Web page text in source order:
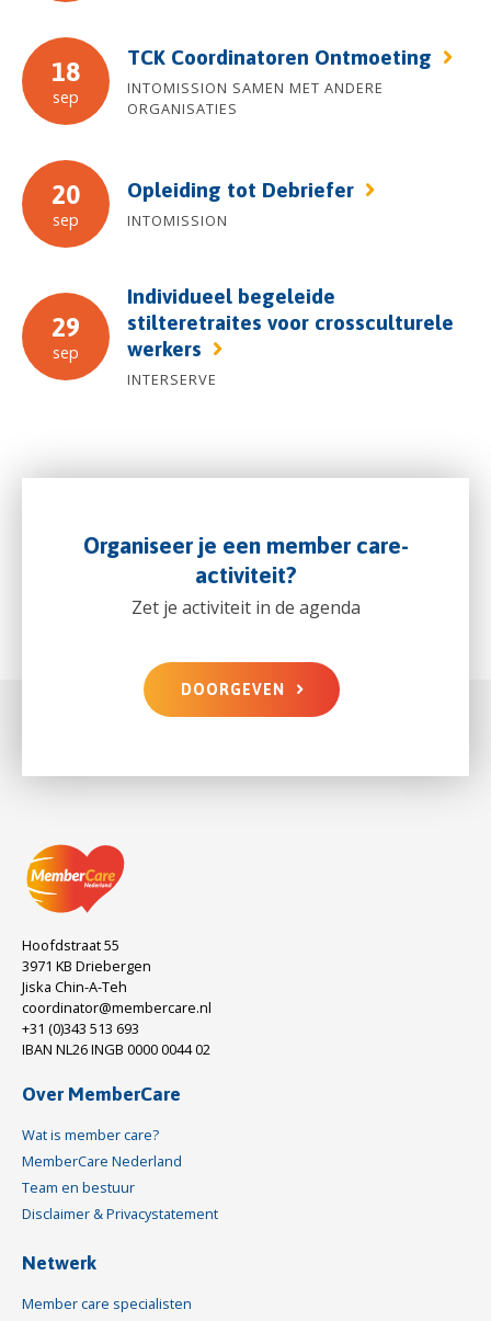
18
sep
TCK Coordinatoren Ontmoeting
INTOMISSION SAMEN MET ANDERE
ORGANISATIES
20
sep
Opleiding tot Debriefer
INTOMISSION
29
sep
Individueel begeleide
stilteretraites voor crossculturele
werkers
INTERSERVE
Organiseer je een member care-
activiteit?
Zet je activiteit in de agenda
DOORGEVEN
Hoofdstraat 55
3971 KB Driebergen
Jiska Chin-A-Teh
coordinator@membercare.nl
+31 (0)343 513 693
IBAN NL26 INGB 0000 0044 02
Over MemberCare
Wat is member care?
MemberCare Nederland
Team en bestuur
Disclaimer & Privacystatement
Netwerk
Member care specialisten